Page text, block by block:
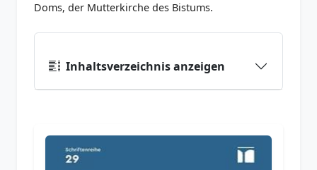
Doms, der Mutterkirche des Bistums.
Inhaltsverzeichnis anzeigen